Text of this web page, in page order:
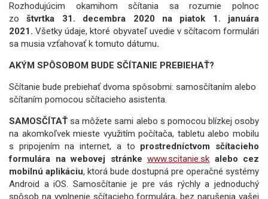
Rozhodujúcim okamihom sčítania sa rozumie polnoc
zoštvrtka 31. decembra 2020 na piatok 1. januára
2021. Všetky údaje, ktoré obyvateľ uvedie v sčítacom formulári
sa musia vzťahovať k tomuto dátumu.
AKÝM SPÔSOBOM BUDE SČÍTANIE PREBIEHAŤ?
Sčítanie bude prebiehať dvoma spôsobmi: samosčítaním alebo
sčítaním pomocou sčítacieho asistenta.
SAMOSČÍTAŤ sa môžete sami alebo s pomocou blízkej osoby
na akomkoľvek mieste využitím počítača, tabletu alebo mobilu
s pripojením na internet, a to prostredníctvom sčítacieho
formulára na webovej stránke www.scitanie.sk alebo cez
mobilnú aplikáciu, ktorá bude dostupná pre operačné systémy
Android a iOS. Samosčítanie je pre vás rýchly a jednoduchý
spôsob na vyplnenie sčítacieho formulára, bez narušenia vašej